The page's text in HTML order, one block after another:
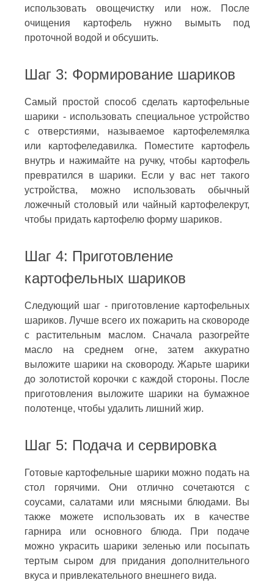
использовать овощечистку или нож. После
очищения картофель нужно вымыть под
проточной водой и обсушить.
Шаг 3: Формирование шариков
Самый простой способ сделать картофельные
шарики - использовать специальное устройство
с отверстиями, называемое картофелемялка
или картофеледавилка. Поместите картофель
внутрь и нажимайте на ручку, чтобы картофель
превратился в шарики. Если у вас нет такого
устройства, можно использовать обычный
ложечный столовый или чайный картофелекрут,
чтобы придать картофелю форму шариков.
Шаг 4: Приготовление
картофельных шариков
Следующий шаг - приготовление картофельных
шариков. Лучше всего их пожарить на сковороде
с растительным маслом. Сначала разогрейте
масло на среднем огне, затем аккуратно
выложите шарики на сковороду. Жарьте шарики
до золотистой корочки с каждой стороны. После
приготовления выложите шарики на бумажное
полотенце, чтобы удалить лишний жир.
Шаг 5: Подача и сервировка
Готовые картофельные шарики можно подать на
стол горячими. Они отлично сочетаются с
соусами, салатами или мясными блюдами. Вы
также можете использовать их в качестве
гарнира или основного блюда. При подаче
можно украсить шарики зеленью или посыпать
тертым сыром для придания дополнительного
вкуса и привлекательного внешнего вида.